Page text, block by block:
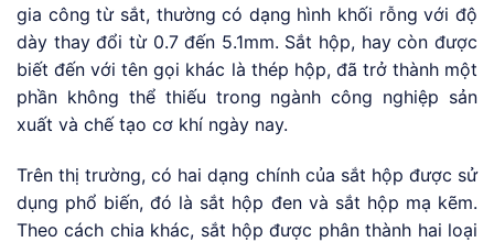
gia công từ sắt, thường có dạng hình khối rỗng với độ
dày thay đổi từ 0.7 đến 5.1mm. Sắt hộp, hay còn được
biết đến với tên gọi khác là thép hộp, đã trở thành một
phần không thể thiếu trong ngành công nghiệp sản
xuất và chế tạo cơ khí ngày nay.
Trên thị trường, có hai dạng chính của sắt hộp được sử
dụng phổ biến, đó là sắt hộp đen và sắt hộp mạ kẽm.
Theo cách chia khác, sắt hộp được phân thành hai loại